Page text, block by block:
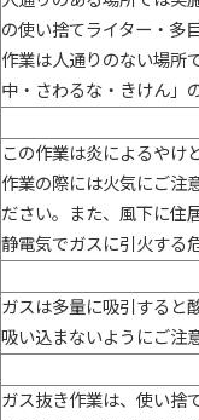
の使い捨てライター・多
作業は人通りのない場所
中・さわるな・きけん」
この作業は炎によるやけ
作業の際には火気にご注
ださい。また、風下に住
静電気でガスに引火する
ガスは多量に吸引すると
吸い込まないようにご注
ガス抜き作業は、使い捨